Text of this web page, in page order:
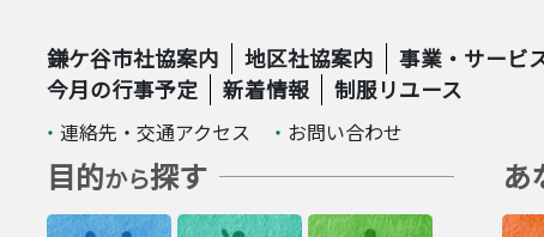
鎌ケ谷市社協案内 地区社協案内 事業・サービ
今月の行事予定
新着情報 制服リユース
連絡先・交通アクセス お問い合わせ
目的から探す あ